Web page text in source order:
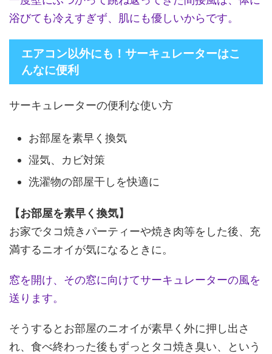
浴びても冷えすぎず、肌にも優しいからです。
エアコン以外にも！サーキュレーターはこ
んなに便利
サーキュレーターの便利な使い方
お部屋を素早く換気
湿気、カビ対策
洗濯物の部屋干しを快適に
【お部屋を素早く換気】
お家でタコ焼きパーティーや焼き肉等をした後、充
満するニオイが気になるときに。
窓を開け、その窓に向けてサーキュレーターの風を
送ります。
そうするとお部屋のニオイが素早く外に押し出さ
れ、食べ終わった後もずっとタコ焼き臭い、という